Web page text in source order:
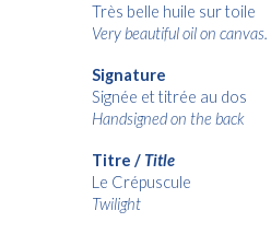
Très belle huile sur toile
Very beautiful oil on canvas.
Signature
Signée et titrée au dos
Handsigned on the back
Titre / Title
Le Crépuscule
Twilight